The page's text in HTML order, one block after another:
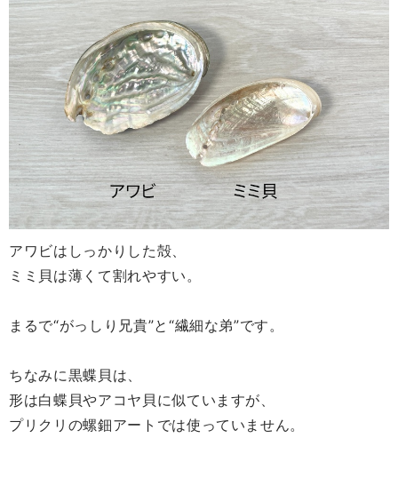
アワビはしっかりした殻、
ミミ貝は薄くて割れやすい。
まるで“がっしり兄貴”と“繊細な弟”です。
ちなみに黒蝶貝は、
形は白蝶貝やアコヤ貝に似ていますが、
プリクリの螺鈿アートでは使っていません。